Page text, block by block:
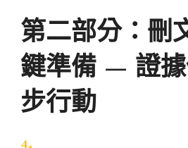
第二部分：刪
鍵準備 — 證
步行動